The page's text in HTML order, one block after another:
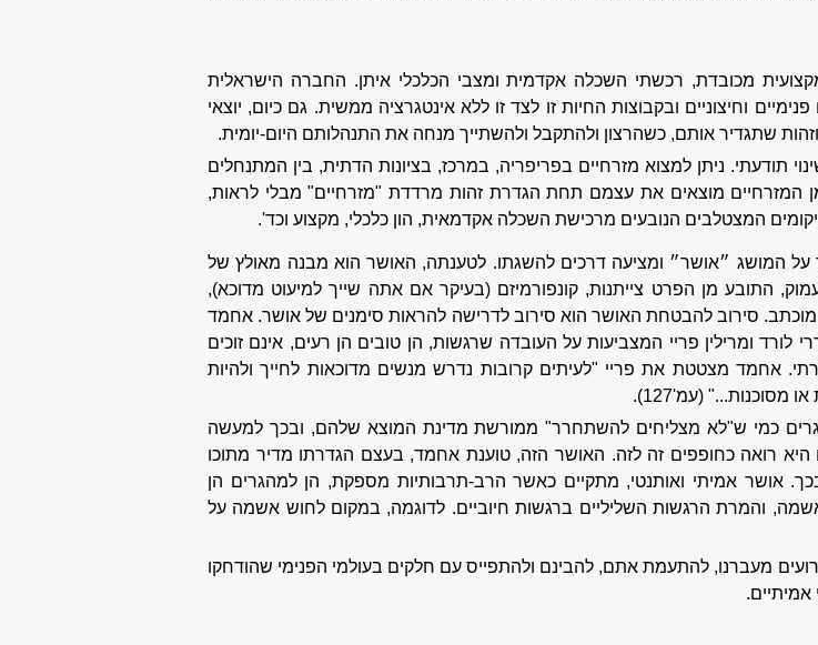
מכובדת, רכשתי השכלה אקדמית ומצבי הכלכלי איתן. החברה הישראלית
וחיצוניים ובקבוצות החיות זו לצד זו ללא אינטגרציה ממשית. גם כיום, יוצאי
שתגדיר אותם, כשהרצון ולהתקבל ולהשתייך מנחה את התנהלותם היום-יומית.
תודעתי. ניתן למצוא מזרחיים בפריפריה, במרכז, בציונות הדתית, בין המתנחלים
מן המזרחיים מוצאים את עצמם תחת הגדרת זהות מרדדת "מזרחיים" מבלי לראות,
המצטלבים הנובעים מרכישת השכלה אקדמאית, הון כלכלי, מקצוע וכד'.
על המושג ״אושר״ ומציעה דרכים להשגתו. לטענתה, האושר הוא מבנה מאולץ של
התובע מן הפרט צייתנות, קונפורמיזם (בעיקר אם אתה שייך למיעוט מדוכא),
מוכתב. סירוב להבטחת האושר הוא סירוב לדרישה להראות סימנים של אושר. אחמד
ומרילין פריי המצביעות על העובדה שרגשות, הן טובים הן רעים, אינם זוכים
אחמד מצטטת את פריי "לעיתים קרובות נדרש מנשים מדוכאות לחייך ולהיות
(עמ'127).
כמי ש"לא מצליחים להשתחרר" ממורשת מדינת המוצא שלהם, ובכך למעשה
רואה כחופפים זה לזה. האושר הזה, טוענת אחמד, בעצם הגדרתו מדיר מתוכו
בכך. אושר אמיתי ואותנטי, מתקיים כאשר הרב-תרבותיות מספקת, הן למהגרים הן
והמרת הרגשות השליליים ברגשות חיוביים. לדוגמה, במקום לחוש אשמה על
מעברנו, להתעמת אתם, להבינם ולהתפייס עם חלקים בעולמי הפנימי שהודחקו
אמיתיים.